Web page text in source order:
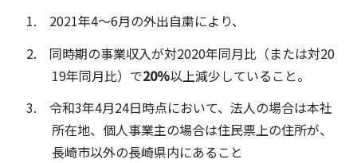
2021年4～6月の外出自粛により、
同時期の事業収入が対2020年同月比（または対20
19年同月比）で20％以上減少していること。
令和3年4月24日時点において、法人の場合は本社
所在地、個人事業主の場合は住民票上の住所が、
長崎市以外の長崎県内にあること